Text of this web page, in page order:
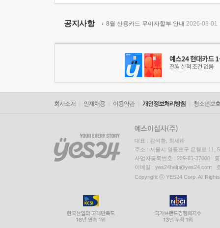
공지사항 8월 신용카드 무이자할부 안내 2026-08-01
회사소개 인재채용 이용약관 개인정보처리방침 청소년보
대표 : 김석환, 최세라
주소 : 서울시 영등포구 은행로 11,
사업자등록번호 : 229-81-37000
이메일 : yes24help@yes24.com
Copyright ⓒ YES24 Corp. All